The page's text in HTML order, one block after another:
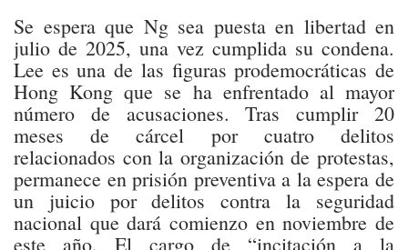
Se espera que Ng sea puesta en libertad en
julio de 2025, una vez cumplida su condena.
Lee es una de las figuras prodemocráticas de
Hong Kong que se ha enfrentado al mayor
número de acusaciones. Tras cumplir 20
meses de cárcel por cuatro delitos
relacionados con la organización de protestas,
permanece en prisión preventiva a la espera de
un juicio por delitos contra la seguridad
nacional que dará comienzo en noviembre de
este año. El cargo de “incitación a la